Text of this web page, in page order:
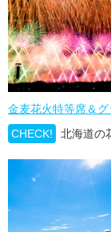
金麦花火特等席＆
CHECK!
北海道の